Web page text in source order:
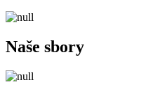
Naše sbory